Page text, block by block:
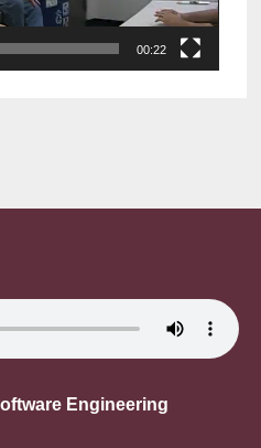
00:22
Engineering